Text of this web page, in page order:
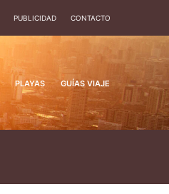
PUBLICIDAD CONTACTO
PLAYAS GUÍAS VIAJE